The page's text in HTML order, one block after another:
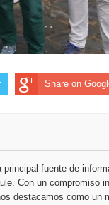
Share on
fuente de
Con un compromiso
destacamos como un